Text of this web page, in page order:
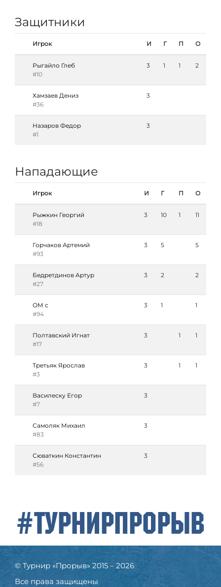
Защитники
Игрок И Г П О
Рыгайло Глеб
#10
3 1 1 2
Хамзаев Дениз
#36
3
Назаров Федор
#1
3
Нападающие
Игрок И Г П О
Рыжкин Георгий
#18
3 10 1 11
Горчаков Артемий
#93
3 5 5
Бедретдинов Артур
#27
3 2 2
ОМ с
#94
3 1 1
Полтавский Игнат
#17
3 1 1
Третьяк Ярослав
#3
3 1 1
Василеску Егор
#7
3
Самоляк Михаил
#83
3
Сюваткин Константин
#56
3
#ТурнирПрорыв
© Турнир «Прорыв» 2015 – 2026
Все права защищены